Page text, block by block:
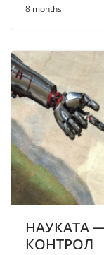
8 months
НАУКАТА
КОНТРОЛ